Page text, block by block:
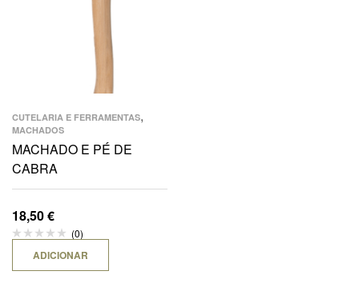
CUTELARIA E FERRAMENTAS,
MACHADOS
MACHADO E PÉ DE
CABRA
18,50€
(0)
ADICIONAR